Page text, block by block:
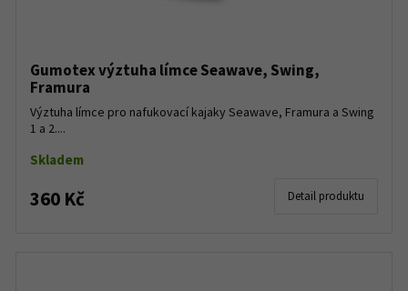
Gumotex výztuha límce Seawave, Swing,
Framura
Výztuha límce pro nafukovací kajaky Seawave, Framura a Swing
1 a 2....
Skladem
360 Kč Detail produktu